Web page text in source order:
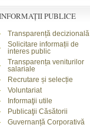
PUBLICE
Transparență decizională
Solicitare informații de
interes public
Transparența veniturilor
salariale
Recrutare și selecție
Voluntariat
Informaţii utile
Publicaţii Căsătorii
Guvernanță Corporativă